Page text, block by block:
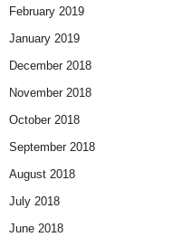
February 2019
January 2019
December 2018
November 2018
October 2018
September 2018
August 2018
July 2018
June 2018